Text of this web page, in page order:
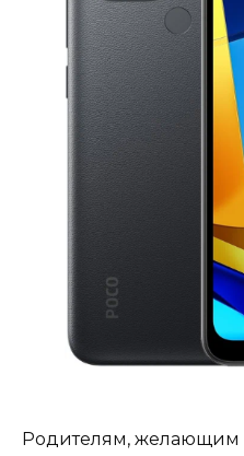
Родителям, желающим